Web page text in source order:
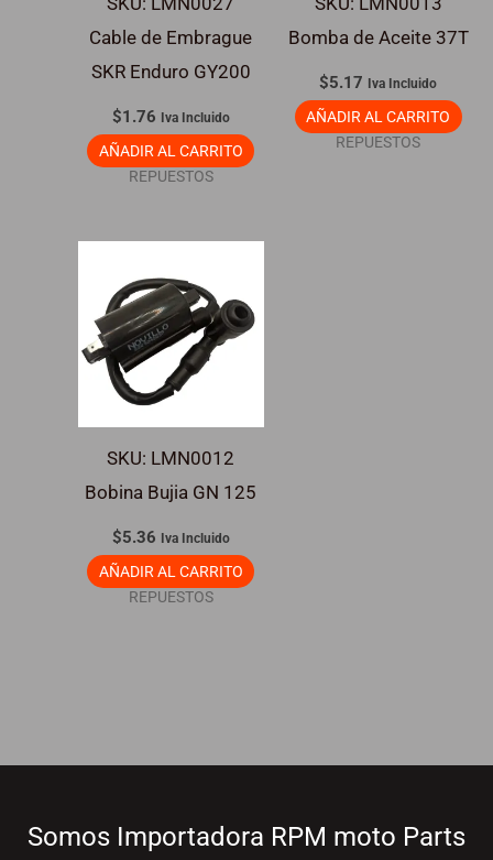
Cable de Embrague
SKR Enduro GY200
$1.76 Iva Incluido
AÑADIR AL CARRITO
REPUESTOS
Bomba de Aceite 37T
$5.17 Iva Incluido
AÑADIR AL CARRITO
REPUESTOS
SKU: LMN0012
Bobina Bujia GN 125
$5.36 Iva Incluido
AÑADIR AL CARRITO
REPUESTOS
Somos Importadora RPM moto Parts